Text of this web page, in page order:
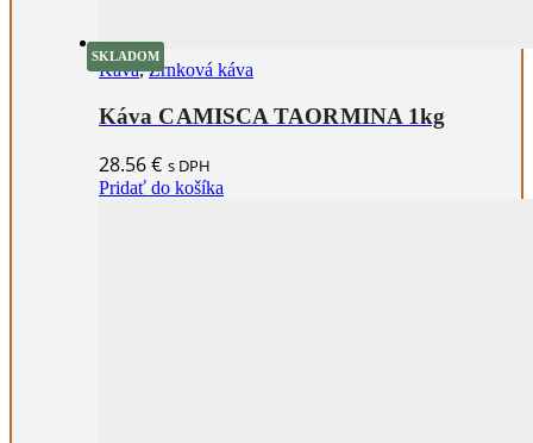
SKLADOM
Káva,Zrnková káva
Káva CAMISCA TAORMINA 1kg
28.56€ s DPH
Pridať do košíka